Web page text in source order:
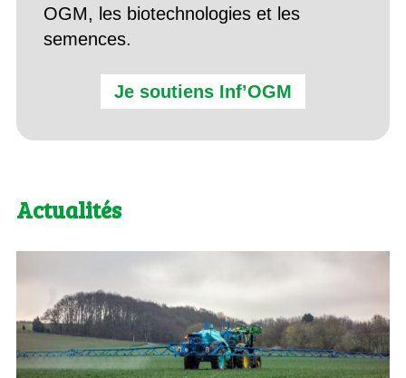
OGM, les biotechnologies et les
semences.
Je soutiens Inf’OGM
Actualités